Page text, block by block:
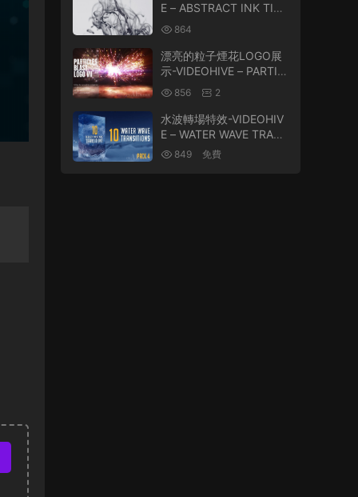
E – ABSTRACT INK TITL
ES – 24957114
864
漂亮的粒子煙花LOGO展
示-VIDEOHIVE – PARTIC
LES BLAST LOGO 2 – 2
6882523
856 2
水波轉場特效-VIDEOHIV
E – WATER WAVE TRAN
SITIONS PACK 4 23049
849 免費